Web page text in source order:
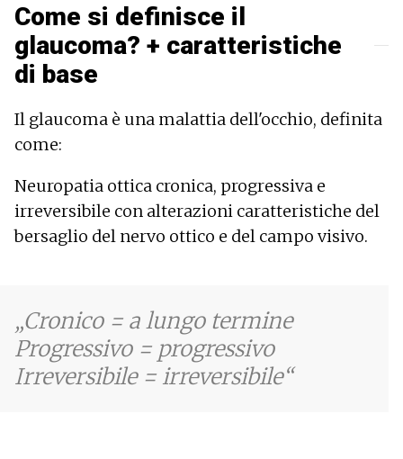
Come si definisce il
glaucoma? + caratteristiche
di base
Il glaucoma è una malattia dell'occhio, definita
come:
Neuropatia ottica cronica, progressiva e
irreversibile con alterazioni caratteristiche del
bersaglio del nervo ottico e del campo visivo.
Cronico = a lungo termine
Progressivo = progressivo
Irreversibile = irreversibile